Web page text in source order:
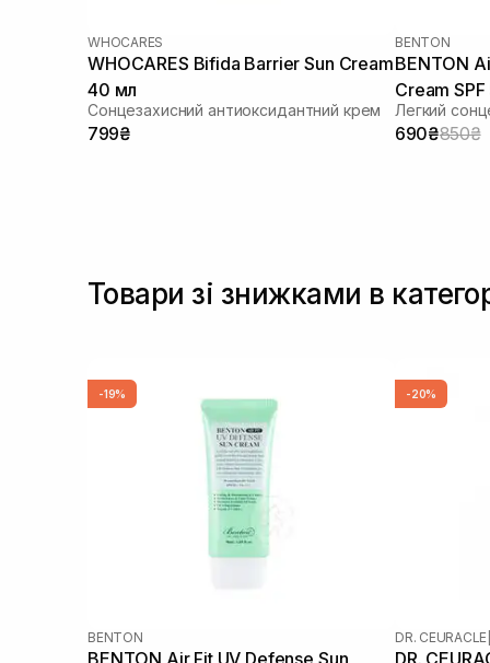
WHOCARES
WHOCARES Bifida Barrier Sun Cream
40 мл
Сонцезахисний антиоксидантний крем
799₴
BENTON
BENTON
Cream
Легкий
690₴850₴
Товари зі знижками в
-19%
BENTON
BENTON Air Fit UV Defense Sun
-20%
DR. CEURACLE
DR.